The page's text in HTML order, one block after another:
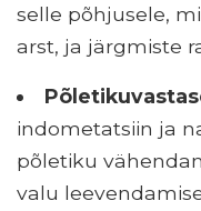
selle põhjusele,
arst, ja järgmiste
indometatsiin ja
põletiku
valu